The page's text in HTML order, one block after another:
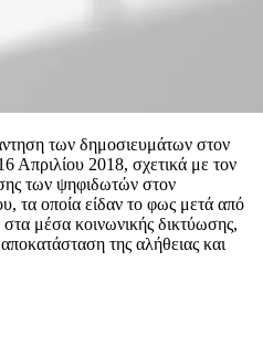
των δημοσιευμάτων στον
Απριλίου 2018, σχετικά με τον
των ψηφιδωτών στον
τα οποία είδαν το φως μετά από
μέσα κοινωνικής δικτύωσης,
της αλήθειας και